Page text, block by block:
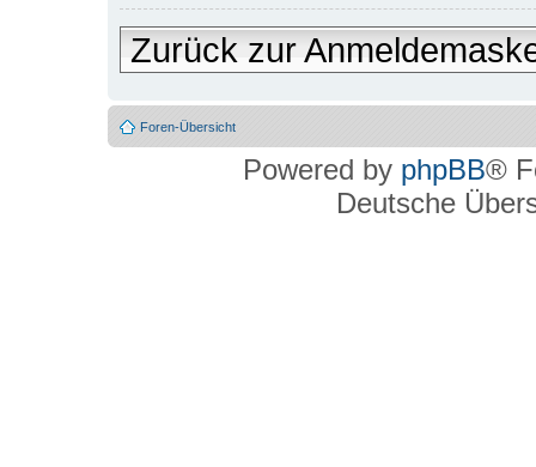
Zurück zur
Foren-Übersicht
Powered by phpBB®
Deutsche